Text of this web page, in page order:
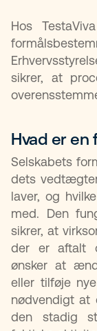
Hos
sikrer, at
Hvad er en
Selskabets
dets
laver, og
med. Den
sikrer, at
der er aftalt
ønsker at
eller tilføje
nødvendigt at
den stadig